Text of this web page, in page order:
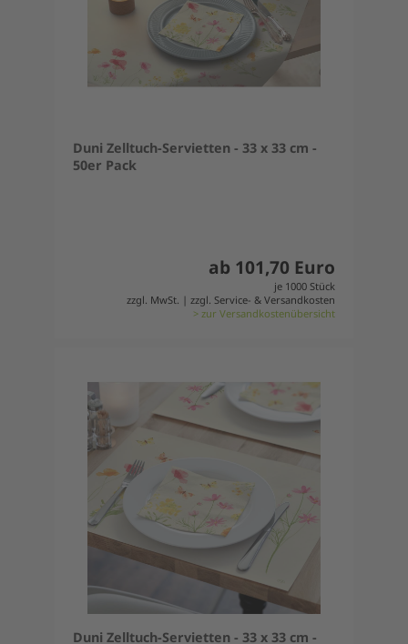
Duni Zelltuch-Servietten - 33 x 33 cm -
50er Pack
ab 101,70 Euro
je 1000 Stück
zzgl. MwSt. | zzgl. Service- & Versandkosten
> zur Versandkostenübersicht
Duni Zelltuch-Servietten - 33 x 33 cm -